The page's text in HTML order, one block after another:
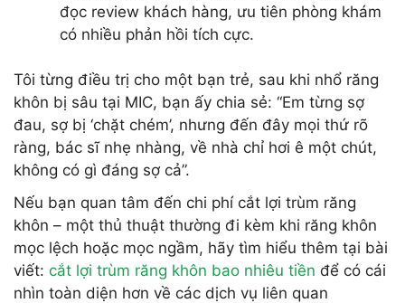
đọc review khách hàng, ưu tiên phòng khám
có nhiều phản hồi tích cực.
Tôi từng điều trị cho một bạn trẻ, sau khi nhổ răng
khôn bị sâu tại MIC, bạn ấy chia sẻ: “Em từng sợ
đau, sợ bị ‘chặt chém’, nhưng đến đây mọi thứ rõ
ràng, bác sĩ nhẹ nhàng, về nhà chỉ hơi ê một chút,
không có gì đáng sợ cả”.
Nếu bạn quan tâm đến chi phí cắt lợi trùm răng
khôn – một thủ thuật thường đi kèm khi răng khôn
mọc lệch hoặc mọc ngầm, hãy tìm hiểu thêm tại bài
viết: cắt lợi trùm răng khôn bao nhiêu tiền để có cái
nhìn toàn diện hơn về các dịch vụ liên quan